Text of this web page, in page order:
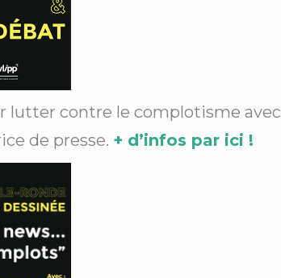
lutter contre le complotisme avec
de presse. + d’infos par ici !